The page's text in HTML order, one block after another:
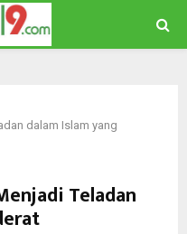
dalam Islam yang
Teladan